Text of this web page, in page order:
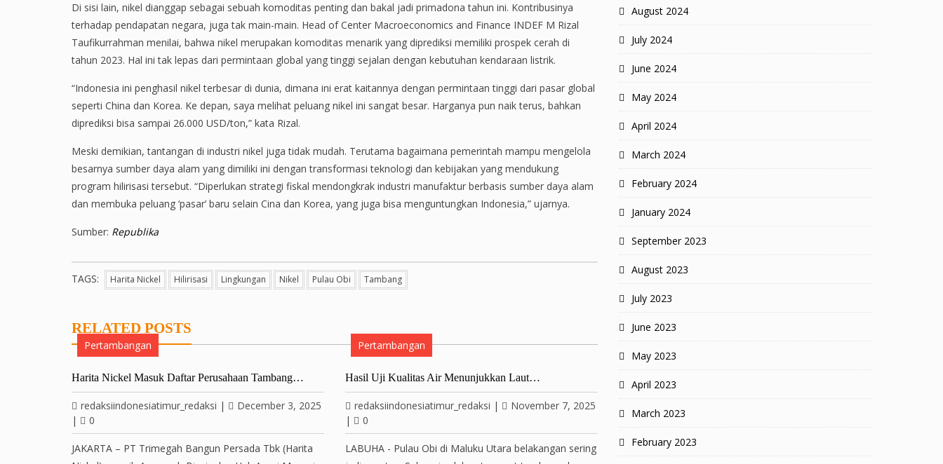
Di sisi lain, nikel dianggap sebagai sebuah komoditas penting dan bakal jadi primadona tahun ini. Kontribusinya
terhadap pendapatan negara, juga tak main-main. Head of Center Macroeconomics and Finance INDEF M Rizal
Taufikurrahman menilai, bahwa nikel merupakan komoditas menarik yang diprediksi memiliki prospek cerah di
tahun 2023. Hal ini tak lepas dari permintaan global yang tinggi sejalan dengan kebutuhan kendaraan listrik.
“Indonesia ini penghasil nikel terbesar di dunia, dimana ini erat kaitannya dengan permintaan tinggi dari pasar global
seperti China dan Korea. Ke depan, saya melihat peluang nikel ini sangat besar. Harganya pun naik terus, bahkan
diprediksi bisa sampai 26.000 USD/ton,” kata Rizal.
Meski demikian, tantangan di industri nikel juga tidak mudah. Terutama bagaimana pemerintah mampu mengelola
besarnya sumber daya alam yang dimiliki ini dengan transformasi teknologi dan kebijakan yang mendukung
program hilirisasi tersebut. “Diperlukan strategi fiskal mendongkrak industri manufaktur berbasis sumber daya alam
dan membuka peluang ‘pasar’ baru selain Cina dan Korea, yang juga bisa menguntungkan Indonesia,” ujarnya.
Sumber: Republika
TAGS: Harita Nickel Hilirisasi Lingkungan Nikel Pulau Obi Tambang
RELATED POSTS
Pertambangan
Harita Nickel Masuk Daftar Perusahaan Tambang…
redaksiindonesiatimur_redaksi |
December 3, 2025
|
0
JAKARTA – PT Trimegah Bangun Persada Tbk (Harita
Pertambangan
Hasil Uji Kualitas Air Menunjukkan Laut…
redaksiindonesiatimur_redaksi |
November 7, 2025
|
0
LABUHA - Pulau Obi di Maluku Utara belakangan sering
August 2024
July 2024
June 2024
May 2024
April 2024
March 2024
February 2024
January 2024
September 2023
August 2023
July 2023
June 2023
May 2023
April 2023
March 2023
February 2023